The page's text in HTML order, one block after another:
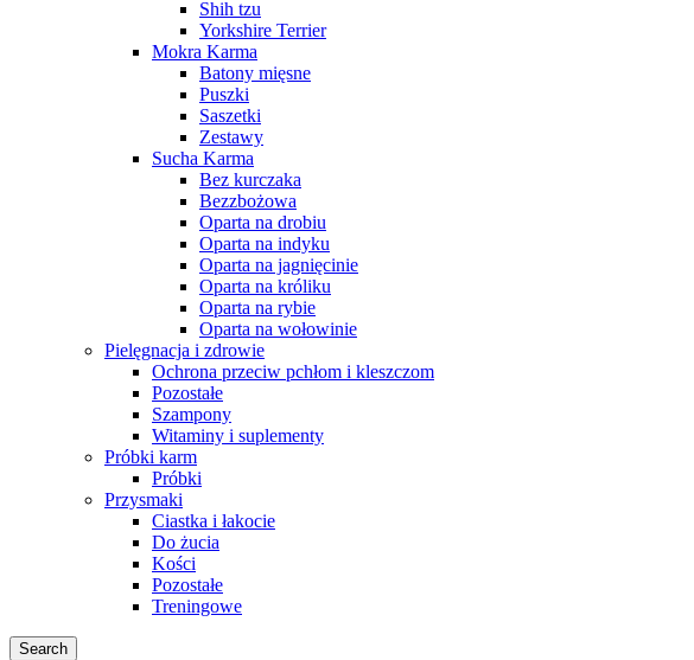
Shih tzu
Yorkshire Terrier
Mokra Karma
Batony mięsne
Puszki
Saszetki
Zestawy
Sucha Karma
Bez kurczaka
Bezzbożowa
Oparta na drobiu
Oparta na indyku
Oparta na jagnięcinie
Oparta na króliku
Oparta na rybie
Oparta na wołowinie
Pielęgnacja i zdrowie
Ochrona przeciw pchłom i kleszczom
Pozostałe
Szampony
Witaminy i suplementy
Próbki karm
Próbki
Przysmaki
Ciastka i łakocie
Do żucia
Kości
Pozostałe
Treningowe
Search